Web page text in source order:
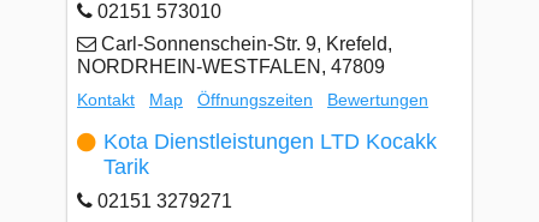
02151 573010
Carl-Sonnenschein-Str. 9, Krefeld,
NORDRHEIN-WESTFALEN, 47809
Kontakt Map Öffnungszeiten Bewertungen
Kota Dienstleistungen LTD Kocakk
Tarik
02151 3279271